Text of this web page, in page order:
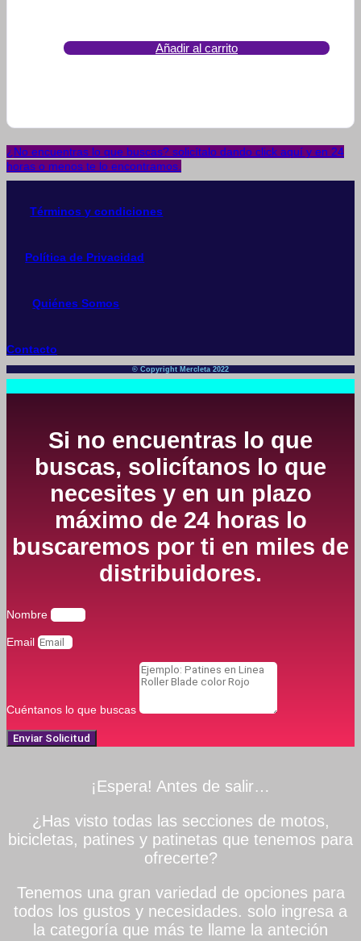
Añadir al carrito
¿No encuentras lo que buscas? solicítalo dando click aquí y en 24
horas o menos te lo encontramos.
Términos y condiciones
Política de Privacidad
Quiénes Somos
Contacto
© Copyright Mercleta 2022
Si no encuentras lo que
buscas, solicítanos lo que
necesites y en un plazo
máximo de 24 horas lo
buscaremos por ti en miles de
distribuidores.
Nombre
Email
Cuéntanos lo que buscas
Enviar Solicitud
¡Espera! Antes de salir…
¿Has visto todas las secciones de motos,
bicicletas, patines y patinetas que tenemos para
ofrecerte?
Tenemos una gran variedad de opciones para
todos los gustos y necesidades. solo ingresa a
la categoría que más te llame la anteción